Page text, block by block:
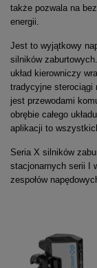
także pozwala na
energii.
Jest to wyjątkowy
silników
układ kierowniczy
tradycyjne sterociągi
jest przewodami
obrębie całego
aplikacji to
Seria X silników
stacjonarnych serii I
zespołów